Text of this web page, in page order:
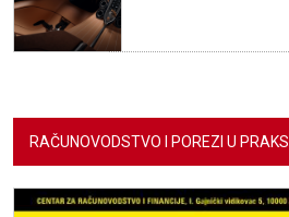
RAČUNOVODSTVO I POREZI U PRAKSI